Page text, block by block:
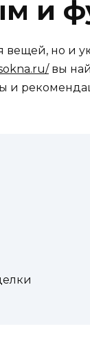
и
вещей, но и
вы
и